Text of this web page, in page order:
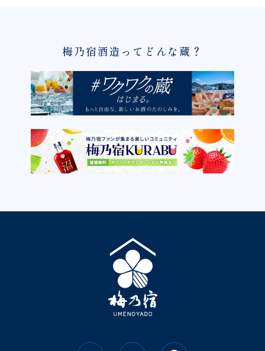
梅乃宿酒造ってどんな蔵？